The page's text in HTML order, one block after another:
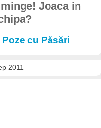
Joaca in
cu Păsări
2011